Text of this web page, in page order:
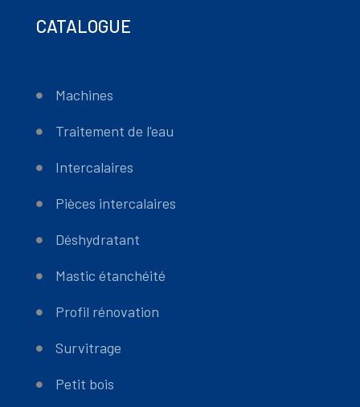
CATALOGUE
Machines
Traitement de l'eau
Intercalaires
Pièces intercalaires
Déshydratant
Mastic étanchéité
Profil rénovation
Survitrage
Petit bois